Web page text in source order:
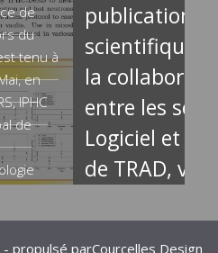
de
du
tenu à
en
IPHC
de
publication
scientifique,
la
entre les
Logiciel et
de TRAD,
Volume 231,
- propulsé parCourcelles Design